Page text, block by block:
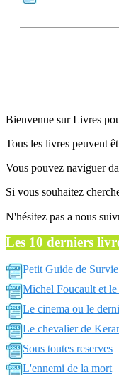
Bienvenue sur Livres
Tous les livres peuvent
Vous pouvez naviguer
Si vous souhaitez
N'hésitez pas a nous
Les 10 derniers
Petit Guide de
Michel Foucault et
Le cinema ou le
Le chevalier de
Sous toutes reserves
L'ennemi de la mort